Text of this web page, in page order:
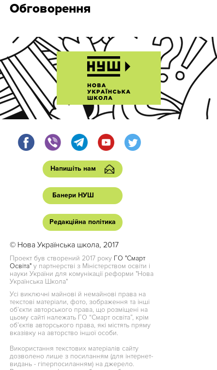
Обговорення
Напишіть нам
Банери НУШ
Редакційна політика
© Нова Українська школа, 2017
Проект був створений 2017 року ГО "Смарт
Освіта" у партнерстві з Міністерством освіти і
науки України для комунікації реформи "Нова
Українська Школа"
Усі виключні майнові й немайнові права на
текстові матеріали, фото, зображення та інші
об’єкти авторського права, що розміщені на
цьому сайті належать ГО “Смарт освіта”, крім
об’єктів авторського права, які містять пряму
вказівку на авторство іншої особи.
Використання текстових матеріалів сайту
дозволено лише з посиланням (для інтернет-
видань - гіперпосиланням) на джерело.